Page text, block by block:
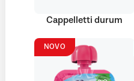
Cappelletti durum
NOVO